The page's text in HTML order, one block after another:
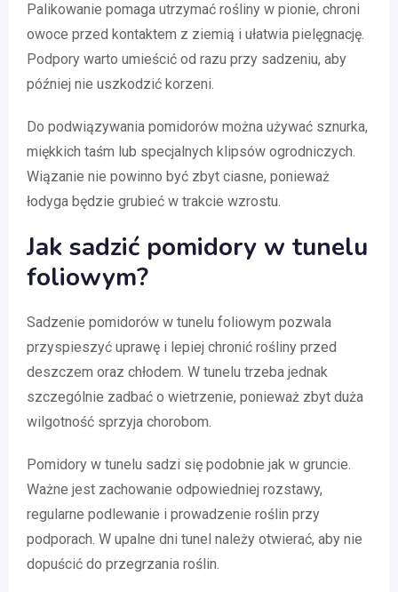
Palikowanie pomaga utrzymać rośliny w pionie, chroni
owoce przed kontaktem z ziemią i ułatwia pielęgnację.
Podpory warto umieścić od razu przy sadzeniu, aby
później nie uszkodzić korzeni.
Do podwiązywania pomidorów można używać sznurka,
miękkich taśm lub specjalnych klipsów ogrodniczych.
Wiązanie nie powinno być zbyt ciasne, ponieważ
łodyga będzie grubieć w trakcie wzrostu.
Jak sadzić pomidory w tunelu
foliowym?
Sadzenie pomidorów w tunelu foliowym pozwala
przyspieszyć uprawę i lepiej chronić rośliny przed
deszczem oraz chłodem. W tunelu trzeba jednak
szczególnie zadbać o wietrzenie, ponieważ zbyt duża
wilgotność sprzyja chorobom.
Pomidory w tunelu sadzi się podobnie jak w gruncie.
Ważne jest zachowanie odpowiedniej rozstawy,
regularne podlewanie i prowadzenie roślin przy
podporach. W upalne dni tunel należy otwierać, aby nie
dopuścić do przegrzania roślin.